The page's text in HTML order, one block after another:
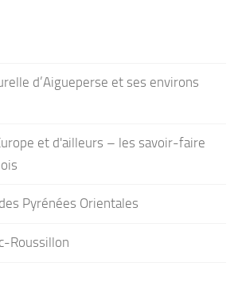
d’Aigueperse et ses environs
et d'ailleurs – les savoir-faire
Pyrénées Orientales
Roussillon